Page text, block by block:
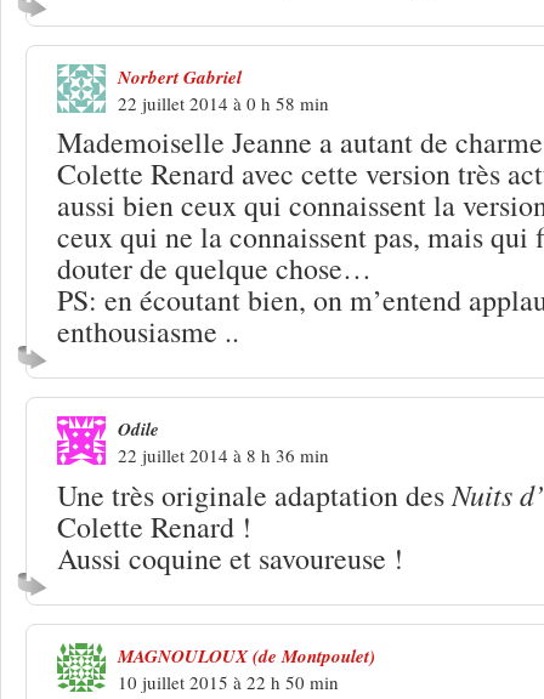
Norbert Gabriel
22 juillet 2014 à 0 h 58 min
Mademoiselle Jeanne a autant de
Colette Renard avec cette version très
aussi bien ceux qui connaissent la
ceux qui ne la connaissent pas, mais qui
douter de quelque chose…
PS: en écoutant bien, on m’entend
enthousiasme ..
Odile
22 juillet 2014 à 8 h 36 min
Une très originale adaptation desNuits
Colette Renard !
Aussi coquine et savoureuse !
MAGNOULOUX (de Montpoulet)
10 juillet 2015 à 22 h 50 min